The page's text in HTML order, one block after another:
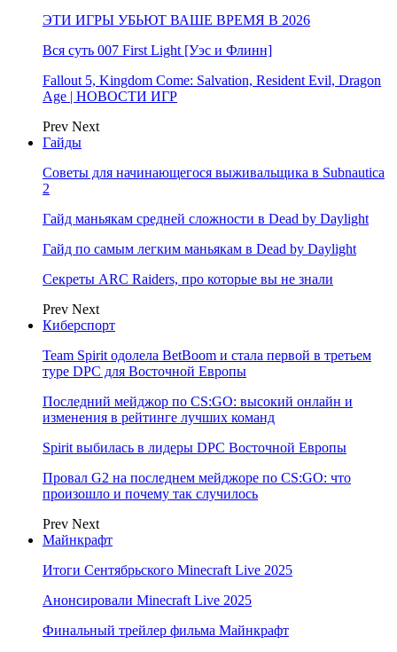
ЭТИ ИГРЫ УБЬЮТ ВАШЕ ВРЕМЯ В 2026
Вся суть 007 First Light [Уэс и Флинн]
Fallout 5, Kingdom Come: Salvation, Resident Evil, Dragon
Age | НОВОСТИ ИГР
Prev Next
Гайды
Советы для начинающегося выживальщика в Subnautica
2
Гайд маньякам средней сложности в Dead by Daylight
Гайд по самым легким маньякам в Dead by Daylight
Секреты ARC Raiders, про которые вы не знали
Prev Next
Киберспорт
Team Spirit одолела BetBoom и стала первой в третьем
туре DPC для Восточной Европы
Последний мейджор по CS:GO: высокий онлайн и
изменения в рейтинге лучших команд
Spirit выбилась в лидеры DPC Восточной Европы
Провал G2 на последнем мейджоре по CS:GO: что
произошло и почему так случилось
Prev Next
Майнкрафт
Итоги Сентябрьского Minecraft Live 2025
Анонсировали Minecraft Live 2025
Финальный трейлер фильма Майнкрафт